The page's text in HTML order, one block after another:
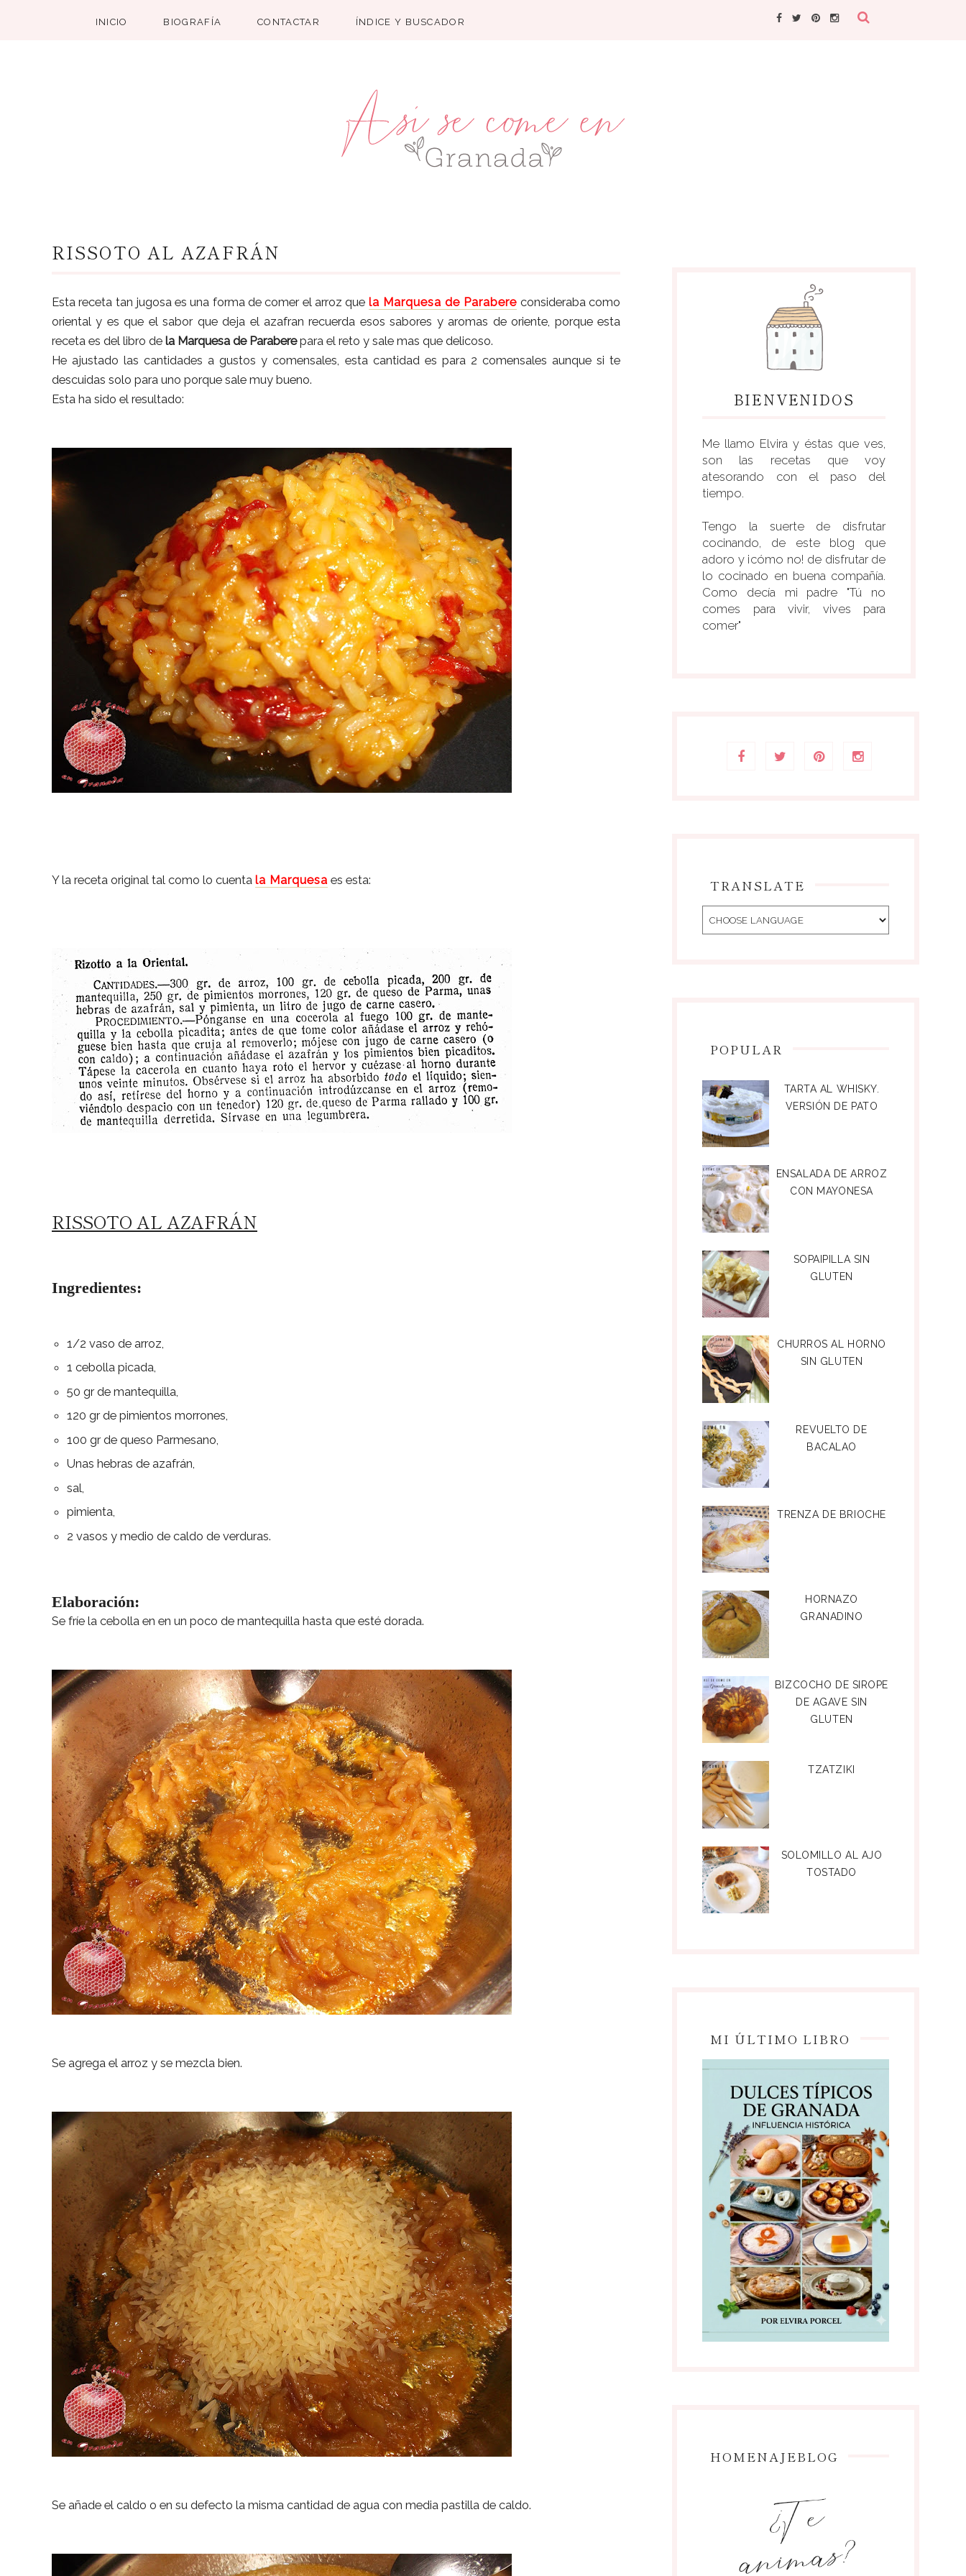
INICIO BIOGRAFÍA CONTACTAR ÍNDICE Y BUSCADOR
RISSOTO AL AZAFRÁN
Esta receta tan jugosa es una forma de comer el arroz que la Marquesa de Parabere consideraba como
oriental y es que el sabor que deja el azafran recuerda esos sabores y aromas de oriente, porque esta
receta es del libro de la Marquesa de Paraberepara el reto y sale mas que delicoso.
He ajustado las cantidades a gustos y comensales, esta cantidad es para 2 comensales aunque si te
descuidas solo para uno porque sale muy bueno.
Esta ha sido el resultado:
Y la receta original tal como lo cuenta la Marquesa es esta:
RISSOTO AL AZAFRÁN
Ingredientes:
1/2 vaso de arroz,
1 cebolla picada,
50 gr de mantequilla,
120 gr de pimientos morrones,
100 gr de queso Parmesano,
Unas hebras de azafrán,
sal,
pimienta,
2 vasos y medio de caldo de verduras.
Elaboración:
Se fríe la cebolla en en un poco de mantequilla hasta que esté dorada.
Se agrega el arroz y se mezcla bien.
Se añade el caldo o en su defecto la misma cantidad de agua con media pastilla de caldo.
BIENVENIDOS
Me llamo Elvira y éstas que ves,
son las recetas que voy
atesorando con el paso del
tiempo.
Tengo la suerte de disfrutar
cocinando, de este blog que
adoro y ¡cómo no! de disfrutar de
lo cocinado en buena compañía.
Como decía mi padre "Tú no
comes para vivir, vives para
comer"
TRANSLATE
POPULAR
TARTA AL WHISKY.
VERSIÓN DE PATO
ENSALADA DE ARROZ
CON MAYONESA
SOPAIPILLA SIN
GLUTEN
CHURROS AL HORNO
SIN GLUTEN
REVUELTO DE
BACALAO
TRENZA DE BRIOCHE
HORNAZO
GRANADINO
BIZCOCHO DE SIROPE
DE AGAVE SIN
GLUTEN
TZATZIKI
SOLOMILLO AL AJO
TOSTADO
MI ÚLTIMO LIBRO
HOMENAJEBLOG